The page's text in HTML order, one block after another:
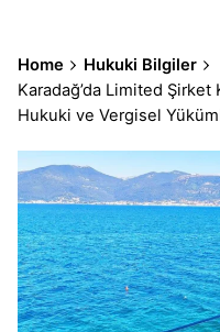
Home
Hukuki Bilgiler
Karadağ’da Limited
Hukuki ve Vergisel